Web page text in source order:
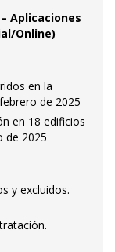
Aplicaciones
Online)
en la
de 2025
en 18 edificios
de 2025
y excluidos.